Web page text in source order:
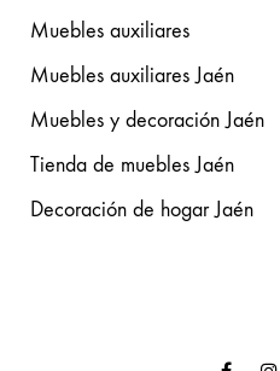
Muebles auxiliares
Muebles auxiliares Jaén
Muebles y decoración Jaén
Tienda de muebles Jaén
Decoración de hogar Jaén